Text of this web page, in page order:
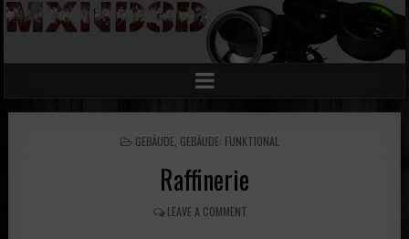
POSTED
GEBÄUDE GEBÄUDE: FUNKTIONAL
Raffinerie
LEAVE A COMMENT